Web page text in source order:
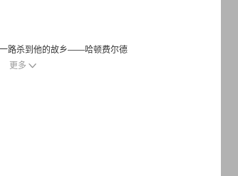
一路杀到他的故乡——哈顿费尔德
更多